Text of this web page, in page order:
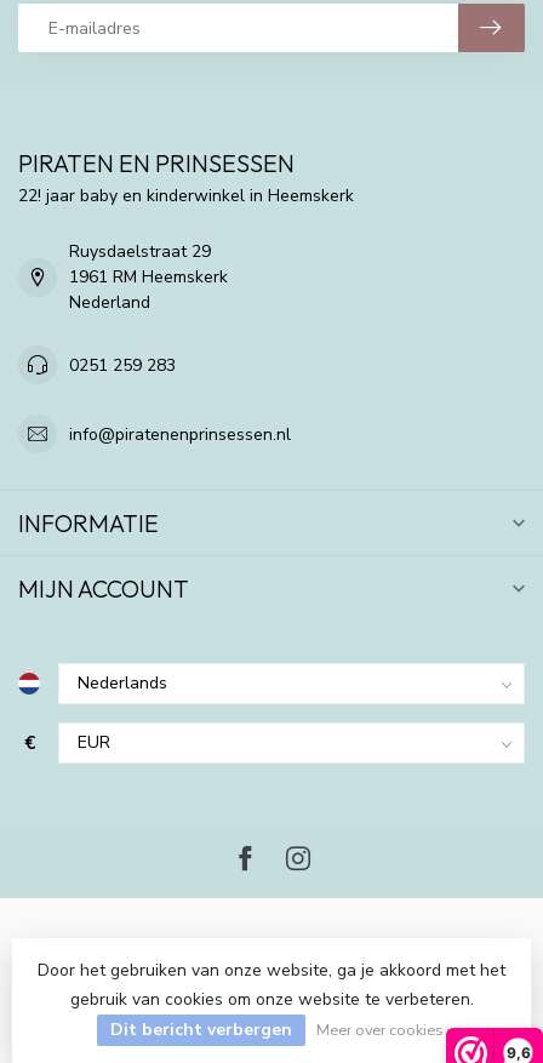
9,6
PIRATEN EN PRINSESSEN
22! jaar baby en kinderwinkel in Heemskerk
Ruysdaelstraat 29
1961 RM Heemskerk
Nederland
0251 259 283
info@piratenenprinsessen.nl
INFORMATIE
MIJN ACCOUNT
€
© Copyright 2026 Piraten en Prinsessen- Powered byLightspeed
Lightspeed designby Dyvelopment
Door het gebruiken van onze website, ga je akkoord met het
gebruik van cookies om onze website te verbeteren.
Dit bericht verbergen
Meer over cookies »